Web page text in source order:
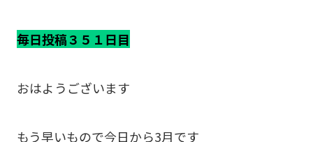
毎日投稿３５１日目
おはようございます
もう早いもので今日から3月です